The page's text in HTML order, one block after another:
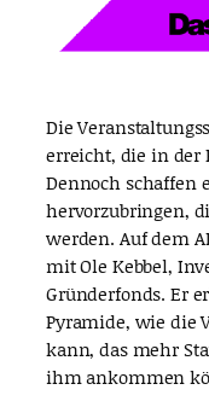
Die
erreicht, die in der
Dennoch schaffen
hervorzubringen,
werden. Auf dem
mit Ole Kebbel,
Gründerfonds. Er
Pyramide, wie die
kann, das mehr
ihm ankommen